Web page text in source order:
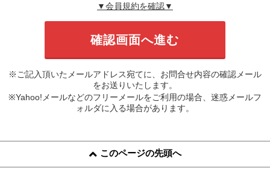
▼会員規約を確認▼
※ご記入頂いたメールアドレス宛てに、お問合せ内容の確認メール
をお送りいたします。
※Yahoo!メールなどのフリーメールをご利用の場合、迷惑メールフ
ォルダに入る場合があります。
このページの先頭へ